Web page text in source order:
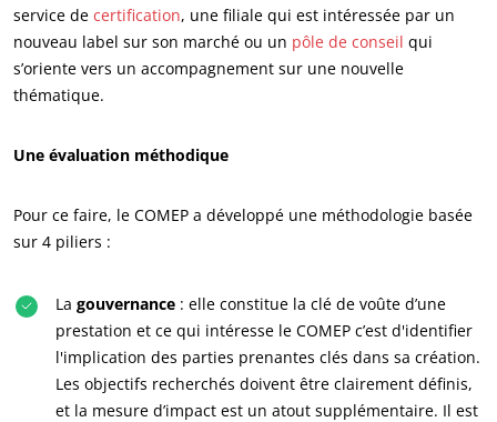
Actualités
service de certification, une filiale qui est intéressée par un
nouveau label sur son marché ou un pôle de conseil qui
s’oriente vers un accompagnement sur une nouvelle
thématique.
Une évaluation méthodique
Pour ce faire, le COMEP a développé une méthodologie basée
sur 4 piliers :
La gouvernance : elle constitue la clé de voûte d’une
prestation et ce qui intéresse le COMEP c’est d'identifier
l'implication des parties prenantes clés dans sa création.
Les objectifs recherchés doivent être clairement définis,
et la mesure d’impact est un atout supplémentaire. Il est